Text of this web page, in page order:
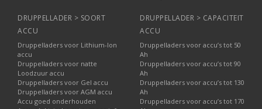
DRUPPELLADER > SOORT
ACCU
Druppelladers voor Lithium-Ion
accu
Druppelladers voor natte
Loodzuur accu
Druppelladers voor Gel accu
Druppelladers voor AGM accu
Accu goed onderhouden
DRUPPELLADER > CAPACITEIT
ACCU
Druppelladers voor accu’s tot 50
Ah
Druppelladers voor accu’s tot 90
Ah
Druppelladers voor accu’s tot 130
Ah
Druppelladers voor accu’s tot 170